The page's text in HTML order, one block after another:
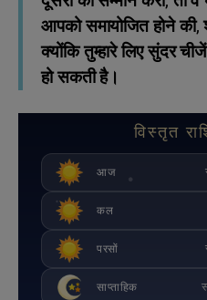
आपको समायोजित होने
क्योंकि तुम्हारे लिए सुंदर
हो सकती है।
विस्तृत
आज
कल
परसों
साप्ताहिक